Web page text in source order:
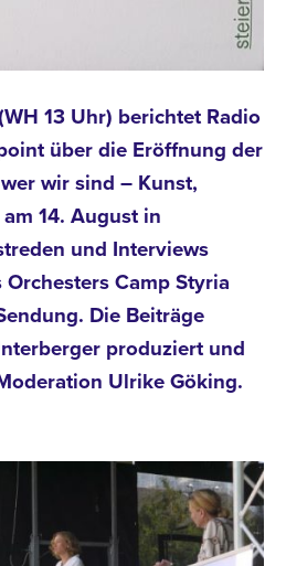
13 Uhr) berichtet Radio
über die Eröffnung der
wir sind – Kunst,
14. August in
und Interviews
Camp Styria
Die Beiträge
produziert und
Ulrike Göking.